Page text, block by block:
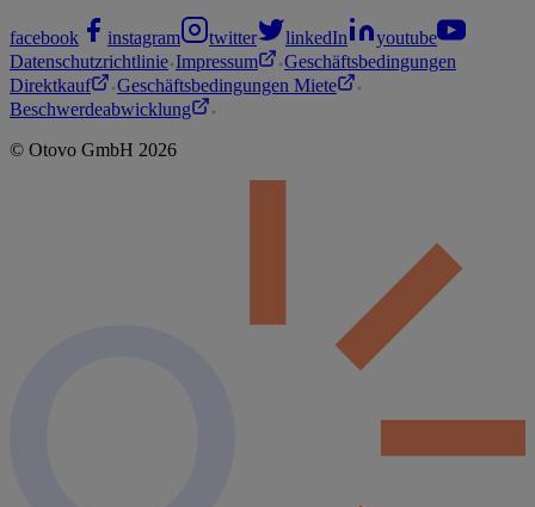
facebook instagram twitter linkedIn
youtube
Datenschutzrichtlinie Impressum
Geschäftsbedingungen
Direktkauf
Geschäftsbedingungen Miete
Beschwerdeabwicklung
© Otovo GmbH 2026